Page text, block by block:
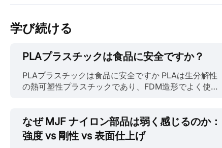
学び続ける
PLAプラスチックは食品に安全ですか？
PLAプラスチックは食品に安全ですか PLAは生分解性
の熱可塑性プラスチックであり、FDM造形でよく使わ
どの再生可能な資源から抽出されるため、3Dプリント
工程での環境への影響が小さいのも特徴です。では、
PLA材料を3Dプリントで食品に接触する部品の製造に
なぜ MJF ナイロン部品は弱く感じるのか：
強度 vs 剛性 vs 表面仕上げ